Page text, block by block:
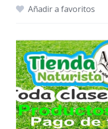
Añadir a favoritos